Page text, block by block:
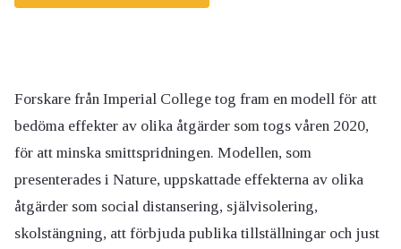
Forskare från Imperial College tog fram en modell för att
bedöma effekter av olika åtgärder som togs våren 2020,
för att minska smittspridningen. Modellen, som
presenterades i Nature, uppskattade effekterna av olika
åtgärder som social distansering, självisolering,
skolstängning, att förbjuda publika tillställningar och just